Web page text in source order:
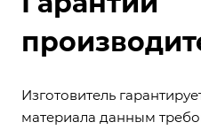
Изготовитель
материала данным